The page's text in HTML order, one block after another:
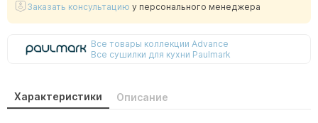
Заказать консультацию у персонального менеджера
Все товары коллекции Advance
Все сушилки для кухни Paulmark
Характеристики Описание